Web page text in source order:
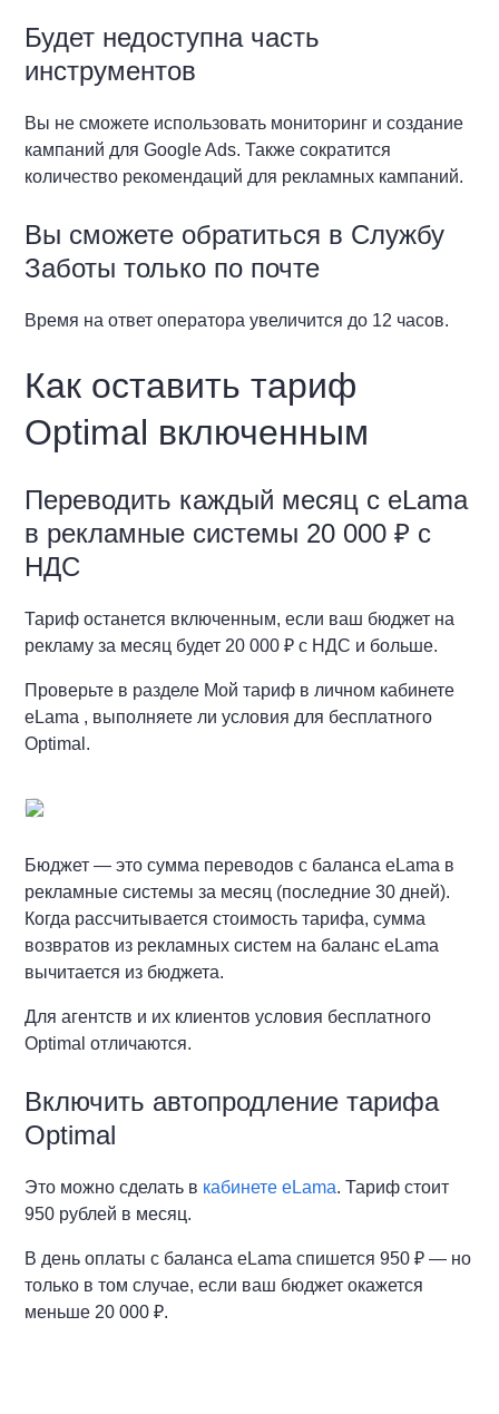
Будет недоступна часть
инструментов
Вы не сможете использовать мониторинг и создание
кампаний для Google Ads. Также сократится
количество рекомендаций для рекламных кампаний.
Вы сможете обратиться в Службу
Заботы только по почте
Время на ответ оператора увеличится до 12 часов.
Как оставить тариф
Optimal включенным
Переводить каждый месяц с eLama
в рекламные системы 20 000 ₽ с
НДС
Тариф останется включенным, если ваш бюджет на
рекламу за месяц будет 20 000 ₽ с НДС и больше.
Проверьте в разделе Мой тариф в личном кабинете
eLama , выполняете ли условия для бесплатного
Optimal.
Бюджет — это сумма переводов с баланса eLama в
рекламные системы за месяц (последние 30 дней).
Когда рассчитывается стоимость тарифа, сумма
возвратов из рекламных систем на баланс eLama
вычитается из бюджета.
Для агентств и их клиентов условия бесплатного
Optimal отличаются.
Включить автопродление тарифа
Optimal
Это можно сделать в кабинете eLama. Тариф стоит
950 рублей в месяц.
В день оплаты с баланса eLama спишется 950 ₽ — но
только в том случае, если ваш бюджет окажется
меньше 20 000 ₽.